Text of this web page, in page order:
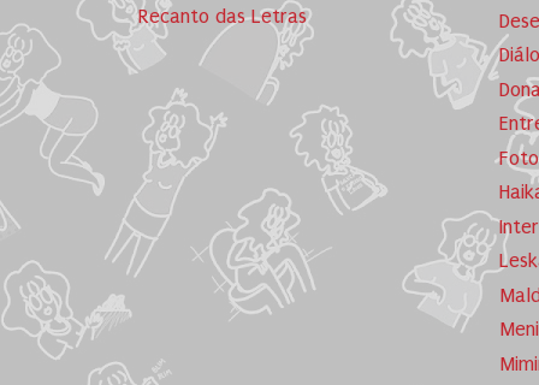
Recanto das Letras